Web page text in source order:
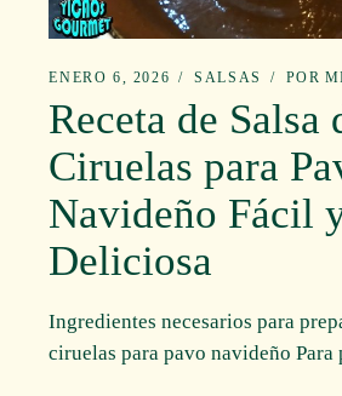
ENERO 6, 2026 SALSAS POR
Receta de Salsa
Ciruelas para
Navideño Fácil
Deliciosa
Ingredientes necesarios para
ciruelas para pavo navideño Para